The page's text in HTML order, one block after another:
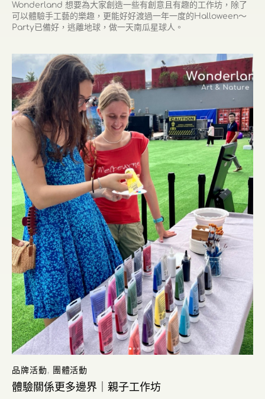
Wonderland 想要為大家創造一些有創意且有趣的工作坊，除了
可以體驗手工藝的樂趣，更能好好渡過一年一度的Halloween～
Party已備好，逃離地球，做一天南瓜星球人。
品牌活動, 團體活動
體驗關係更多邊界｜親子工作坊